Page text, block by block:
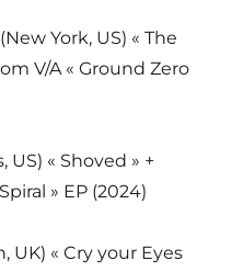
(New York, US) « The
V/A « Ground Zero
US) « Shoved » +
» EP (2024)
UK) « Cry your Eyes